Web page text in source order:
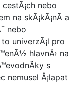
nebo
na skÃ¡kÃ¡nÃ­ a
nebo
univerzÃ¡l pro
hlavnÄ› na
s
nemusel Å¡lapat